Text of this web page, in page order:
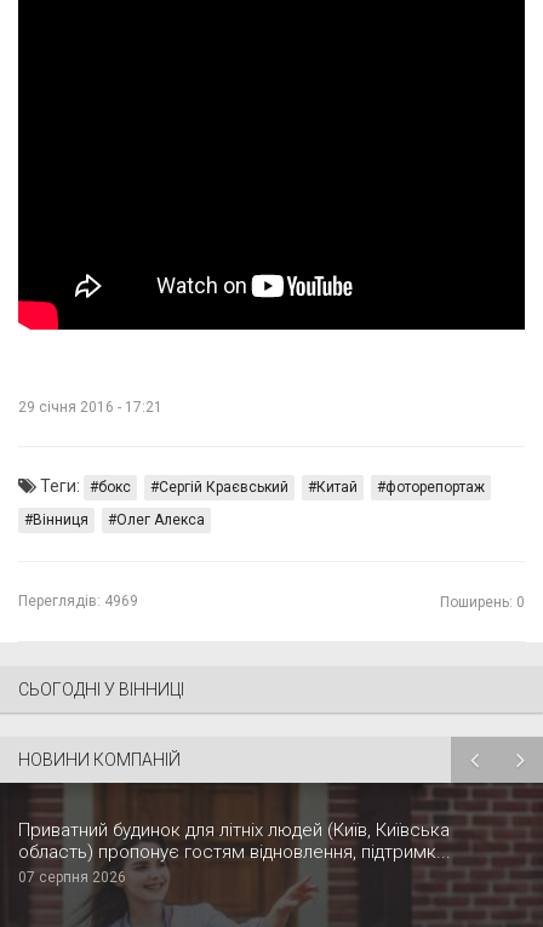
29 січня 2016 - 17:21
Теги: бокс Сергій Краєвський Китай
фоторепортаж
Вінниця
Олег Алекса
Переглядів: 4969 Поширень: 0
СЬОГОДНІ У ВІННИЦІ
НОВИНИ КОМПАНІЙ
Приватний будинок для літніх людей (Київ, Київська
область) пропонує гостям відновлення, підтримк...
07 серпня 2026